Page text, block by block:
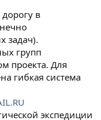
в
задач).
групп
проекта. Для
гибкая система
экспедиции